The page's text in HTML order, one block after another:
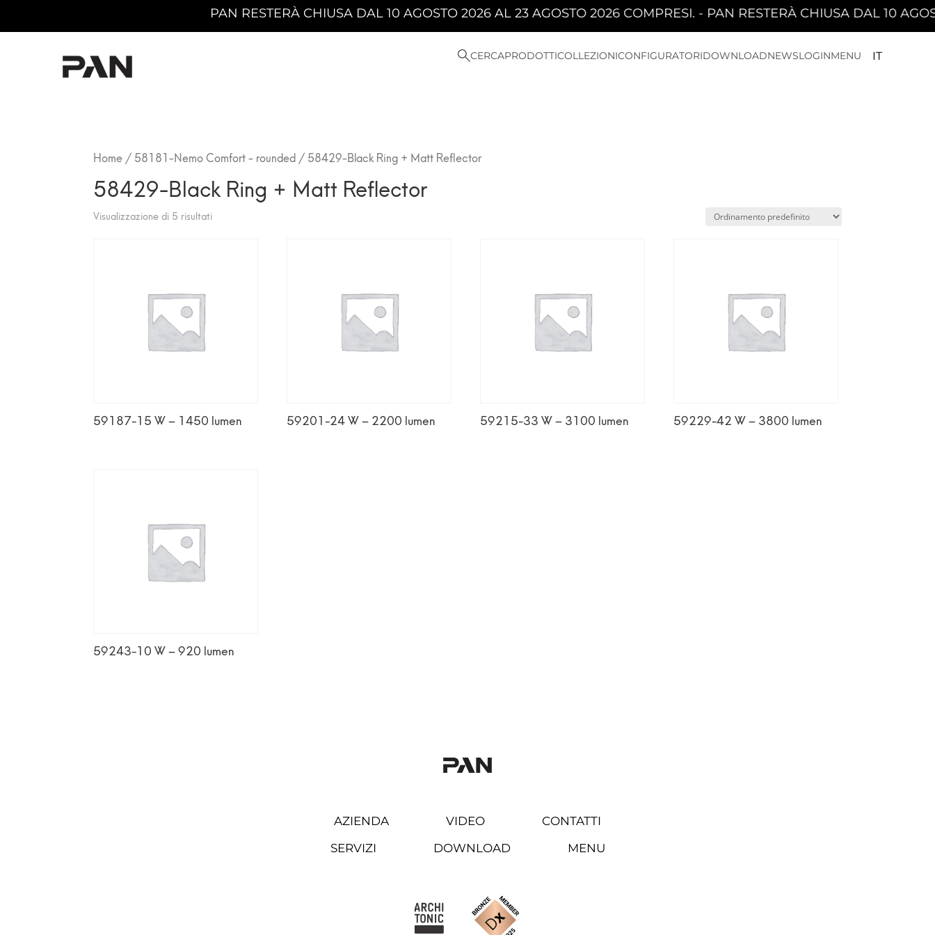
PAN RESTERÀ CHIUSA DAL 10 AGOSTO 2026 AL 23 AGOSTO 2026 COMPRESI. - PAN RESTERÀ CHIUSA DAL 10 AGOSTO
CERCAPRODOTTICOLLEZIONICONFIGURATORIDOWNLOADNEWSLOGINMENU IT
Home / 58181-Nemo Comfort - rounded / 58429-Black Ring + Matt Reflector
58429-Black Ring + Matt Reflector
Visualizzazione di 5 risultati
59187-15 W – 1450 lumen 59201-24 W – 2200 lumen 59215-33 W – 3100 lumen 59229-42 W – 3800 lumen
59243-10 W – 920 lumen
AZIENDA VIDEO
CONTATTI
SERVIZI
DOWNLOAD MENU